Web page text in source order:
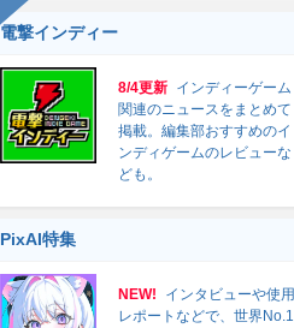
電撃インディー
8/4更新 インディーゲーム
関連のニュースをまとめて
掲載。編集部おすすめのイ
ンディゲームのレビューな
ども。
PixAI特集
NEW!
インタビューや使用
レポートなどで、世界No.1